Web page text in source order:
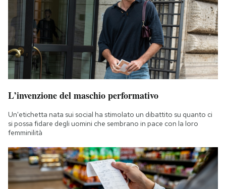
L’invenzione del maschio performativo
Un'etichetta nata sui social ha stimolato un dibattito su quanto ci
si possa fidare degli uomini che sembrano in pace con la loro
femminilità